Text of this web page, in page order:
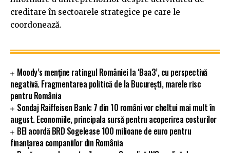
creditare în sectoarele strategice pe care le
coordonează.
Moody’s menține ratingul României la ‘Baa3’, cu perspectivă
negativă. Fragmentarea politică de la București, marele risc
pentru România
Sondaj Raiffeisen Bank: 7 din 10 români vor cheltui mai mult în
august. Economiile, principala sursă pentru acoperirea costurilor
BEI acordă BRD Sogelease 100 milioane de euro pentru
finanțarea companiilor din România